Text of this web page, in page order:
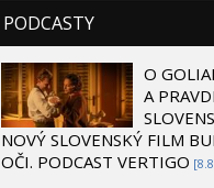
PODCASTY
O
A
NOVÝ SLOVENSKÝ FILM
OČI. PODCAST VERTIGO